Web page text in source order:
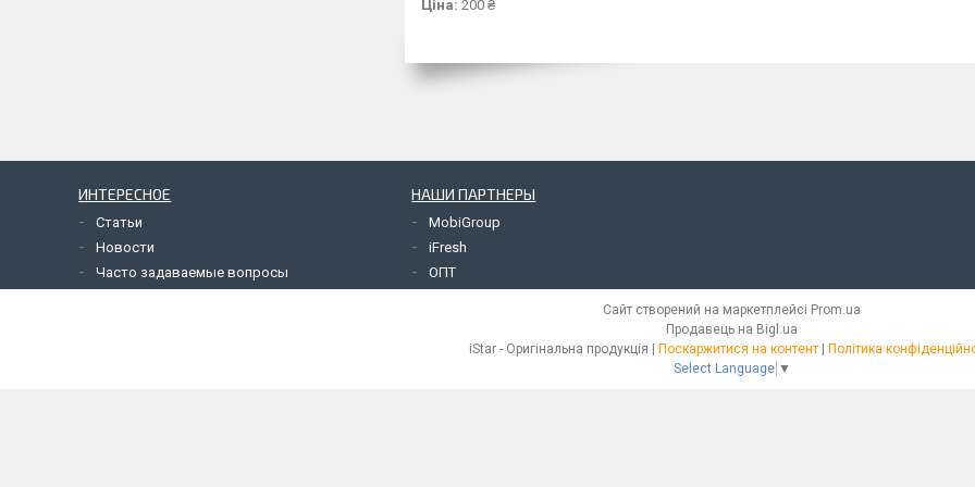
Ціна: 200 ₴
ИНТЕРЕСНОЕ
Статьи
Новости
Часто задаваемые вопросы
НАШИ ПАРТНЕРЫ
MobiGroup
iFresh
ОПТ
Сайт створений на маркетплейсі Prom.ua
Продавець на Bigl.ua
iStar - Оригінальна продукція | Поскаржитися на контент | Політика
Select Language ▼